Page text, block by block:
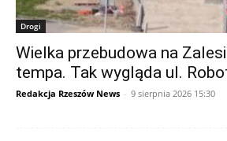
Drogi
Wielka przebudowa na
tempa. Tak wygląda ul.
Redakcja Rzeszów News - 9 sierpnia 2026 15:30